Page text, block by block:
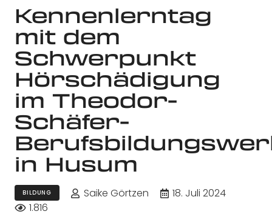
Kennenlerntag
mit dem
Schwerpunkt
Hörschädigung
im Theodor-
Schäfer-
in Husum
BILDUNG Saike Görtzen
18. Juli 2024
1.816